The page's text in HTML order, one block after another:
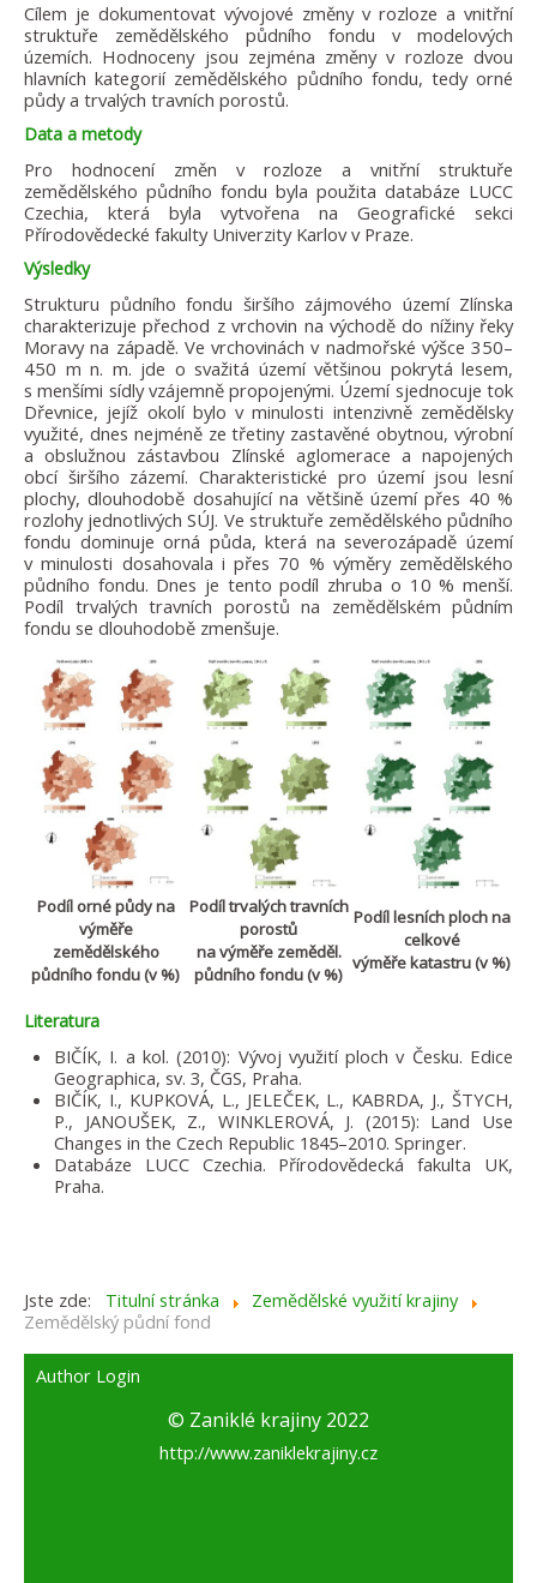
Cílem je dokumentovat vývojové změny v rozloze a vnitřní
struktuře zemědělského půdního fondu v modelových
územích. Hodnoceny jsou zejména změny v rozloze dvou
hlavních kategorií zemědělského půdního fondu, tedy orné
půdy a trvalých travních porostů.
Data a metody
Pro hodnocení změn v rozloze a vnitřní struktuře
zemědělského půdního fondu byla použita databáze LUCC
Czechia, která byla vytvořena na Geografické sekci
Přírodovědecké fakulty Univerzity Karlov v Praze.
Výsledky
Strukturu půdního fondu širšího zájmového území Zlínska
charakterizuje přechod z vrchovin na východě do nížiny řeky
Moravy na západě. Ve vrchovinách v nadmořské výšce 350–
450 m n. m. jde o svažitá území většinou pokrytá lesem,
s menšími sídly vzájemně propojenými. Území sjednocuje tok
Dřevnice, jejíž okolí bylo v minulosti intenzivně zemědělsky
využité, dnes nejméně ze třetiny zastavěné obytnou, výrobní
a obslužnou zástavbou Zlínské aglomerace a napojených
obcí širšího zázemí. Charakteristické pro území jsou lesní
plochy, dlouhodobě dosahující na většině území přes 40 %
rozlohy jednotlivých SÚJ. Ve struktuře zemědělského půdního
fondu dominuje orná půda, která na severozápadě území
v minulosti dosahovala i přes 70 % výměry zemědělského
půdního fondu. Dnes je tento podíl zhruba o 10 % menší.
Podíl trvalých travních porostů na zemědělském půdním
fondu se dlouhodobě zmenšuje.
Podíl orné půdy na
výměře
zemědělského
půdního fondu (v %)
Podíl trvalých travních
porostů
na výměře zeměděl.
půdního fondu (v %)
Podíl lesních ploch na
celkové
výměře katastru (v %)
Literatura
BIČÍK, I. a kol. (2010): Vývoj využití ploch v Česku. Edice
Geographica, sv. 3, ČGS, Praha.
BIČÍK, I., KUPKOVÁ, L., JELEČEK, L., KABRDA, J., ŠTYCH,
P., JANOUŠEK, Z., WINKLEROVÁ, J. (2015): Land Use
Changes in the Czech Republic 1845–2010. Springer.
Databáze LUCC Czechia. Přírodovědecká fakulta UK,
Praha.
Jste zde: Titulní stránka
Zemědělské využití krajiny
Zemědělský půdní fond
Author Login
© Zaniklé krajiny 2022
http://www.zaniklekrajiny.cz